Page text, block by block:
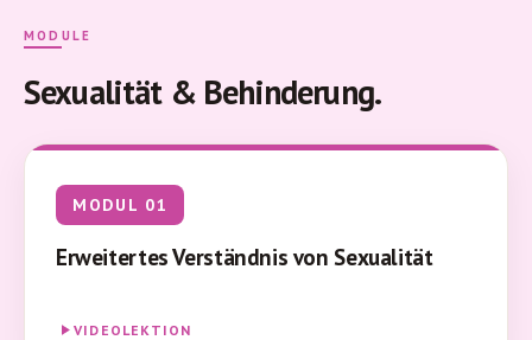
MODULE
Sexualität & Behinderung.
MODUL 01
Erweitertes Verständnis von Sexualität
VIDEOLEKTION